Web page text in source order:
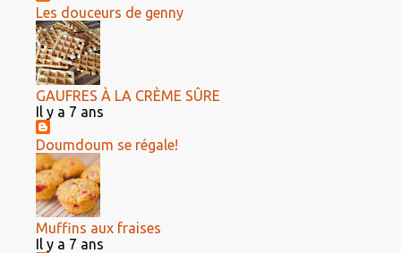
Les douceurs de genny
GAUFRES À LA CRÈME SÛRE
Il y a 7 ans
Doumdoum se régale!
Muffins aux fraises
Il y a 7 ans